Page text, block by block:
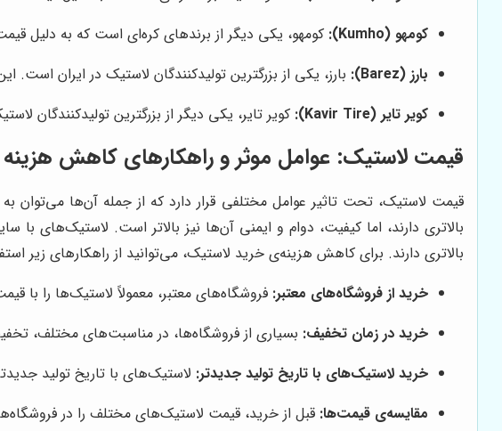
کومهو (Kumho):
کومهو، یکی دیگر از برندهای کره‌ای است که به دلیل
بارز (Barez):
بارز، یکی از بزرگترین تولیدکنندگان لاستیک در ایران
کویر تایر (Kavir Tire):
کویر تایر، یکی دیگر از بزرگترین تولیدکنندگان
قیمت لاستیک: عوامل موثر و راهکارهای کاهش هزینه
قیمت لاستیک، تحت تاثیر عوامل مختلفی قرار دارد که از جمله آن‌ها می‌توان
بالاتری دارند، اما کیفیت، دوام و ایمنی آن‌ها نیز بالاتر است. لاستیک‌های
بالاتری دارند. برای کاهش هزینه‌ی خرید لاستیک، می‌توانید از راهکارهای زیر
خرید از فروشگاه‌های معتبر: فروشگاه‌های معتبر، معمولاً لاستیک‌ها را
خرید در زمان تخفیف: بسیاری از فروشگاه‌ها، در مناسبت‌های مختلف،
خرید لاستیک‌های با تاریخ تولید جدیدتر: لاستیک‌های با تاریخ تولید
مقایسه‌ی قیمت‌ها: قبل از خرید، قیمت لاستیک‌های مختلف را در